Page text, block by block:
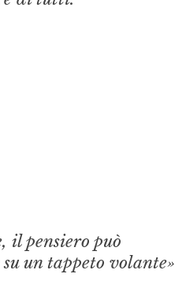
il pensiero può
un tappeto volante»